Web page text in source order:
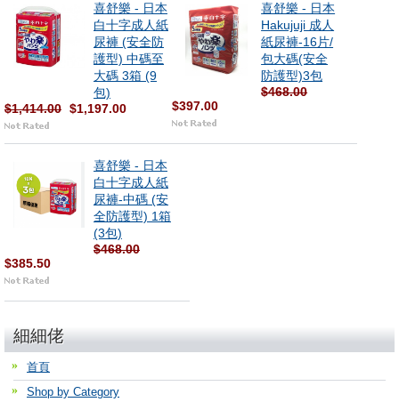
喜舒樂 - 日本
白十字成人紙
尿褲 (安全防
護型) 中碼至
大碼 3箱 (9
包)
$1,414.00 $1,197.00
喜舒樂 - 日本
Hakujuji 成人
紙尿褲-16片/
包大碼(安全
防護型)3包
$468.00
$397.00
喜舒樂 - 日本
白十字成人紙
尿褲-中碼 (安
全防護型) 1箱
(3包)
$468.00
$385.50
細細佬
首頁
Shop by Category